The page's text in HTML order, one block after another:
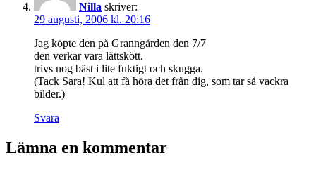
Nilla skriver:
29 augusti, 2006 kl. 20:16
Jag köpte den på Granngården den 7/7
den verkar vara lättskött.
trivs nog bäst i lite fuktigt och skugga.
(Tack Sara! Kul att få höra det från dig, som tar så vackra
bilder.)
Svara
Lämna en kommentar